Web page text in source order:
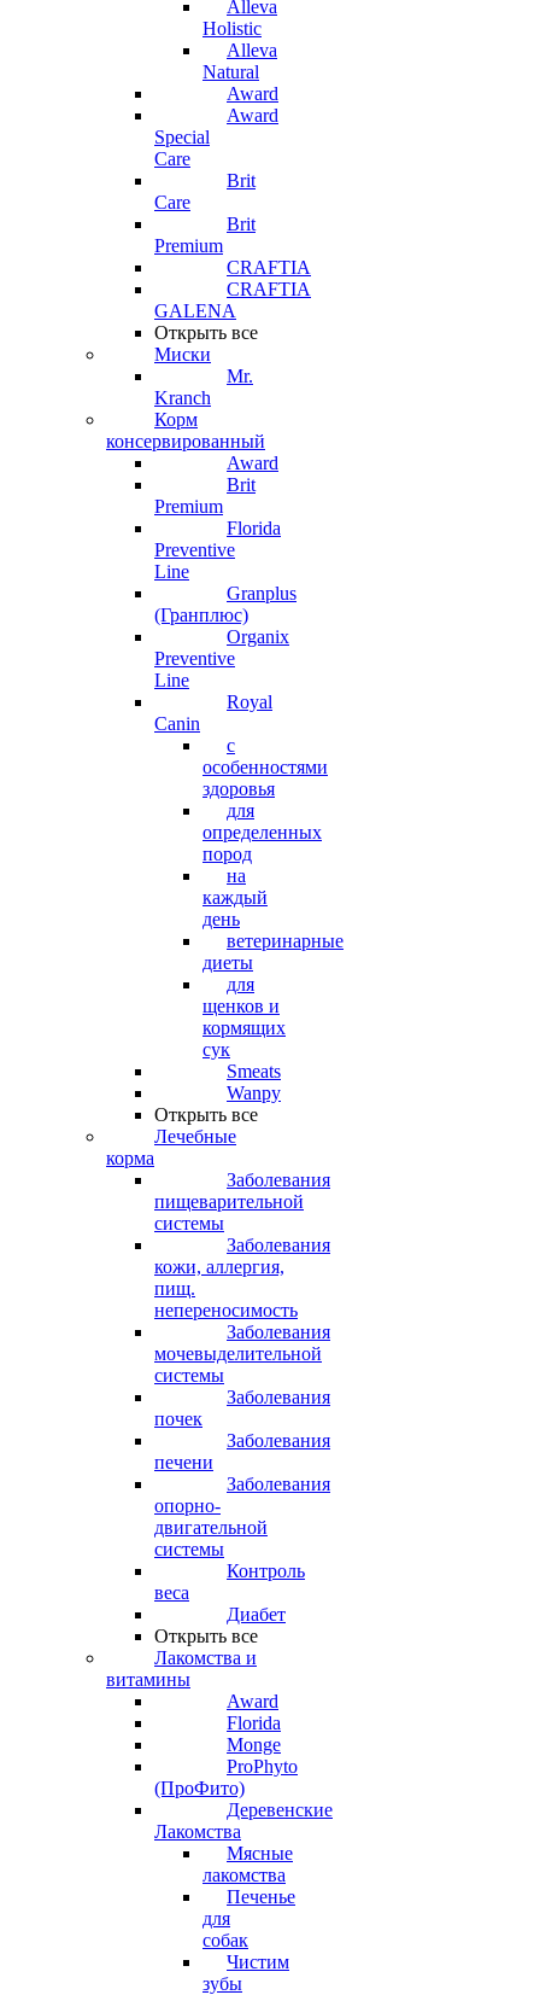
Alleva
Holistic
Alleva
Natural
Award
Award
Special
Care
Brit
Care
Brit
Premium
CRAFTIA
CRAFTIA
GALENA
Открыть все
Миски
Mr.
Kranch
Корм
консервированный
Award
Brit
Premium
Florida
Preventive
Line
Granplus
(Гранплюс)
Organix
Preventive
Line
Royal
Canin
с
особенностями
здоровья
для
определенных
пород
на
каждый
день
ветеринарные
диеты
для
щенков и
кормящих
сук
Smeats
Wanpy
Открыть все
Лечебные
корма
Заболевания
пищеварительной
системы
Заболевания
кожи, аллергия,
пищ.
непереносимость
Заболевания
мочевыделительной
системы
Заболевания
почек
Заболевания
печени
Заболевания
опорно-
двигательной
системы
Контроль
веса
Диабет
Открыть все
Лакомства и
витамины
Award
Florida
Monge
ProPhyto
(ПроФито)
Деревенские
Лакомства
Мясные
лакомства
Печенье
для
собак
Чистим
зубы